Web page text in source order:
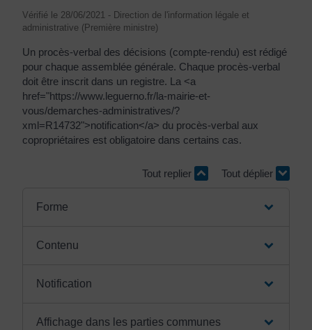
Vérifié le 28/06/2021 - Direction de l'information légale et
administrative (Première ministre)
Un procès-verbal des décisions (compte-rendu) est rédigé
pour chaque assemblée générale. Chaque procès-verbal
doit être inscrit dans un registre. La <a
href="https://www.leguerno.fr/la-mairie-et-
vous/demarches-administratives/?
xml=R14732">notification</a> du procès-verbal aux
copropriétaires est obligatoire dans certains cas.
Tout replier Tout déplier
Forme
Contenu
Notification
Affichage dans les parties communes